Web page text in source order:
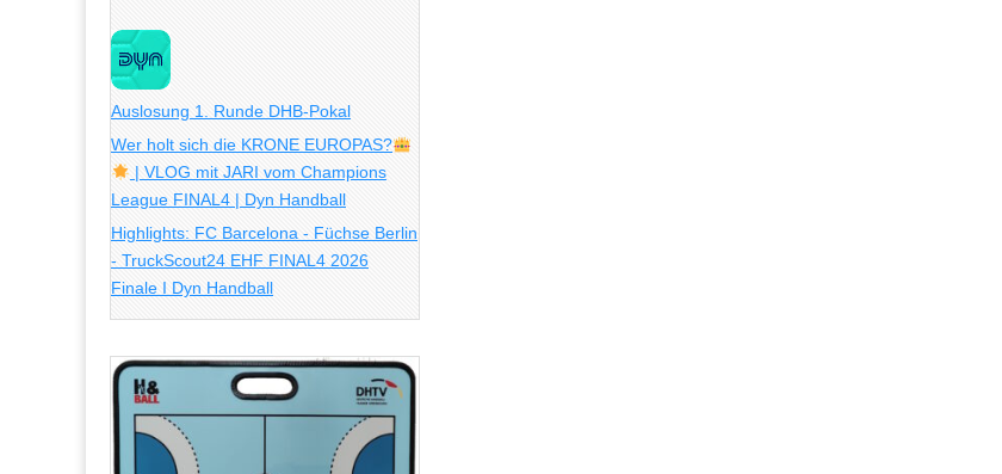
Auslosung 1. Runde DHB-Pokal
Wer holt sich die KRONE EUROPAS?
| VLOG mit JARI vom Champions
League FINAL4 | Dyn Handball
Highlights: FC Barcelona - Füchse Berlin
- TruckScout24 EHF FINAL4 2026
Finale I Dyn Handball